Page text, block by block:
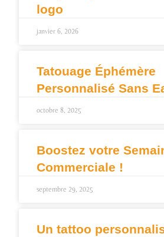
logo
janvier 6, 2026
Tatouage Éphémère
Personnalisé Sans
octobre 8, 2025
Boostez votre
Commerciale !
septembre 29, 2025
Un tattoo